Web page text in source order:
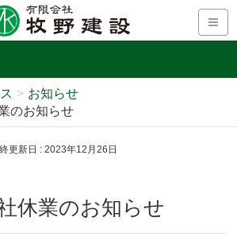
お知らせ
のお知らせ
更新日 : 2023年12月26日
社休業のお知らせ